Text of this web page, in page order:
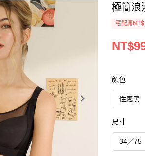
極簡浪
宅配滿
顏色
性感黑
尺寸
34／75